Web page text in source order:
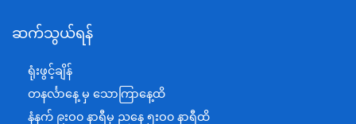
စီမံကိန်း၊ဘဏ္ဍာရေးနှင့်စက်မှုဝန်ကြီးဌာန
အပြည်ပြည်ဆိုင်ရာပူးပေါင်းဆောင်ရွက်ရေးဝန်ကြီးဌာန
ပြန်ကြားရေးဝန်ကြီးဌာန
ဆက်သွယ်ရန်
ရုံးဖွင့်ချိန်
တနင်္လာနေ့ မှ သောကြာနေ့ထိ
နံနက် ၉းဝ၀ နာရီမှ ညနေ ၅းဝ၀ နာရီထိ